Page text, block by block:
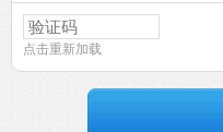
点击重新加载